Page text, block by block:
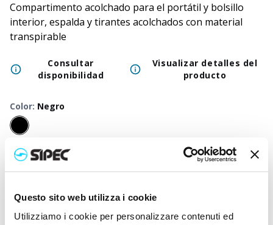
Questo sito web utilizza i cookie
Utilizziamo i cookie per personalizzare contenuti ed
Compartimento acolchado para el portátil y bolsillo
interior, espalda y tirantes acolchados con material
transpirable
Consultar
disponibilidad
Visualizar detalles del
producto
Color: Negro
500+ 1000+ 2500
Precio
27,000€ 27,000€ 27,000€ 27,000€ 27,000€ 27,000
Precio
impreso
30,023€ 29,870 € 29,727